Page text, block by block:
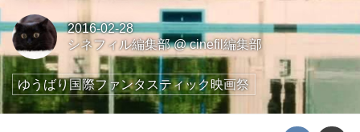
2016-02-28
シネフィル編集部@cinefil編集部
ゆうばり国際ファンタスティック映画祭